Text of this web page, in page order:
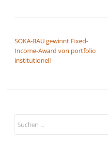
SOKA-BAU gewinnt Fixed-
Income-Award von portfolio
institutionell